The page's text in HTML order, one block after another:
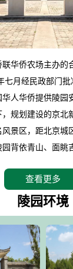
华侨农场主办的
七月经民政部门
人华侨提供陵园
规划建设的京北
景区，距北京城
背依青山、面眺
以中国传统文化作
，呈坐南朝北向，
，流动的生气遇
气的要求。中华永
大的平川式墓园
查看更多
陵园环境